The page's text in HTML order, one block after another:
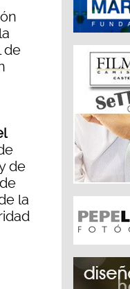
de
de
la